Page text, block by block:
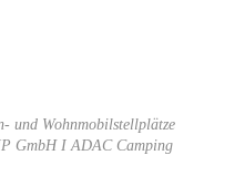
und Wohnmobilstellplätze
GmbH I ADAC Camping